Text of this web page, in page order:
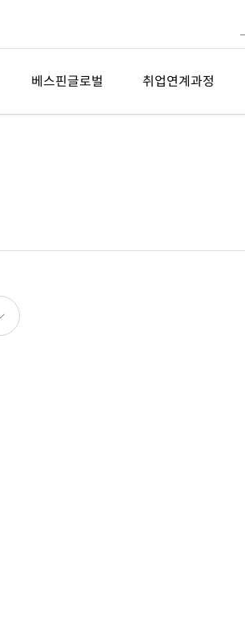
베스핀글로벌 취업연계과정